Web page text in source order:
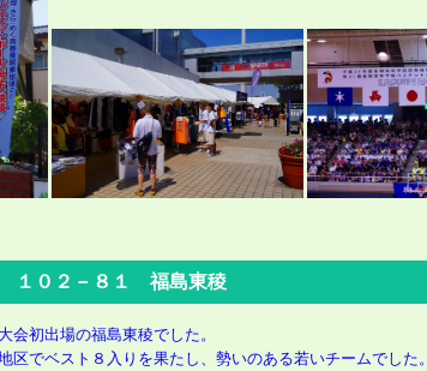
０２－８１ 福島東稜
会初出場の福島東稜でした。
区でベスト８入りを果たし、勢いのある若いチームでした。